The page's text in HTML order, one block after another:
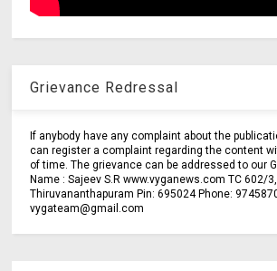
Grievance Redressal
If anybody have any complaint about the
can register a complaint regarding the content
of time. The grievance can be addressed to our
Name : Sajeev S.R www.vyganews.com TC 602/
Thiruvananthapuram Pin: 695024 Phone:
vygateam@gmail.com